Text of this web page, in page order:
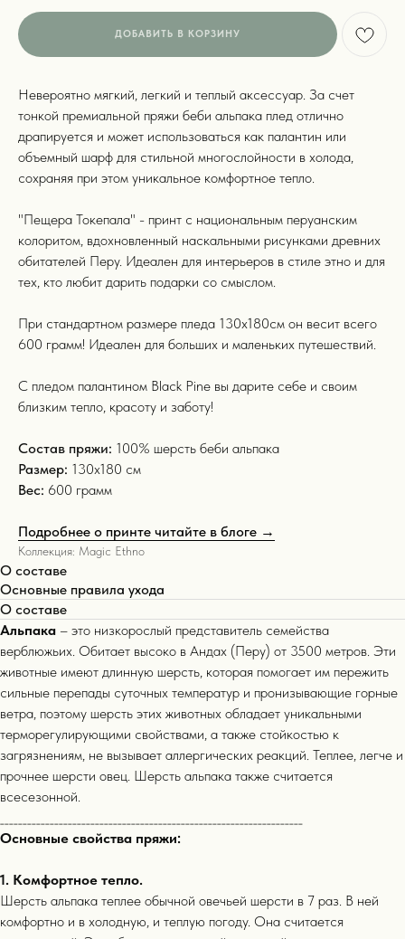
ДОБАВИТЬ В КОРЗИНУ
Невероятно мягкий, легкий и теплый аксессуар. За счет
тонкой премиальной пряжи беби альпака плед отлично
драпируется и может использоваться как палантин или
объемный шарф для стильной многослойности в холода,
сохраняя при этом уникальное комфортное тепло.
"Пещера Токепала" - принт с национальным перуанским
колоритом, вдохновленный наскальными рисунками древних
обитателей Перу. Идеален для интерьеров в стиле этно и для
тех, кто любит дарить подарки со смыслом.
При стандартном размере пледа 130х180см он весит всего
600 грамм! Идеален для больших и маленьких путешествий.
С пледом палантином Black Pine вы дарите себе и своим
близким тепло, красоту и заботу!
Состав пряжи: 100% шерсть беби альпака
Размер: 130х180 см
Вес: 600 грамм
Подробнее о принте читайте в блоге →
Коллекция: Magic Ethno
О составе
Основные правила ухода
О составе
Альпака – это низкорослый представитель семейства
верблюжьих. Обитает высоко в Андах (Перу) от 3500 метров. Эти
животные имеют длинную шерсть, которая помогает им пережить
сильные перепады суточных температур и пронизывающие горные
ветра, поэтому шерсть этих животных обладает уникальными
терморегулирующими свойствами, а также стойкостью к
загрязнениям, не вызывает аллергических реакций. Теплее, легче и
прочнее шерсти овец. Шерсть альпака также считается
всесезонной.
Основные свойства пряжи:
1. Комфортное тепло.
Шерсть альпака теплее обычной овечьей шерсти в 7 раз. В ней
комфортно и в холодную, и теплую погоду. Она считается